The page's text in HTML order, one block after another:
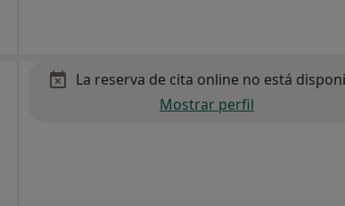
La reserva de cita online no está
Mostrar perfil